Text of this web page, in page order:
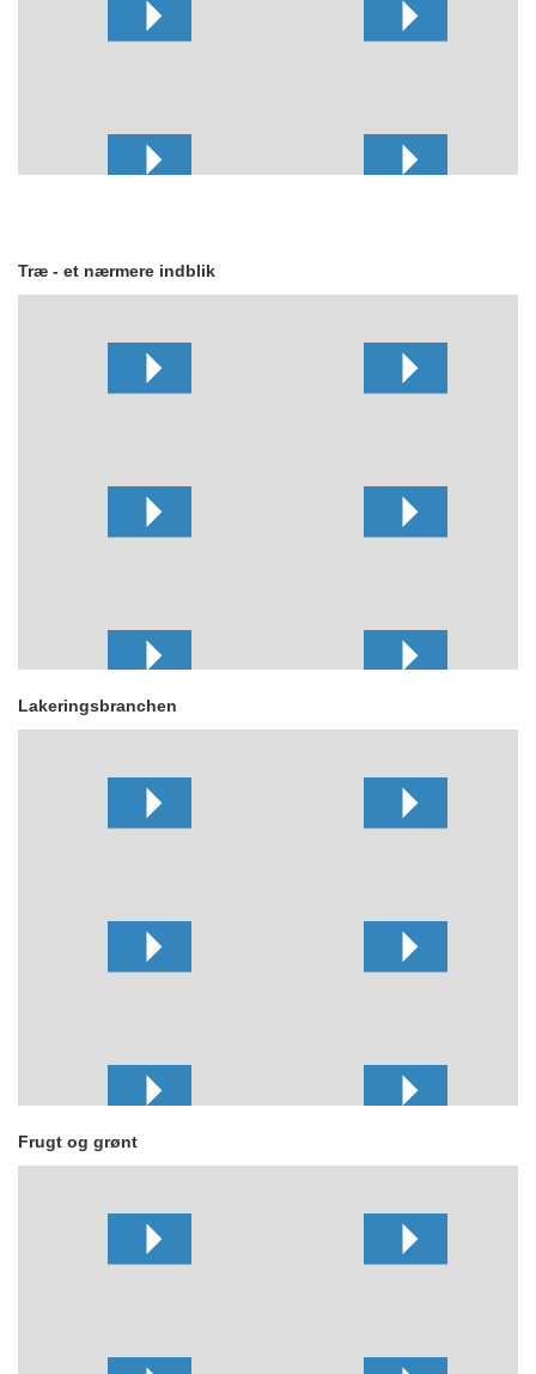
Træ - et nærmere indblik
Lakeringsbranchen
Frugt og grønt